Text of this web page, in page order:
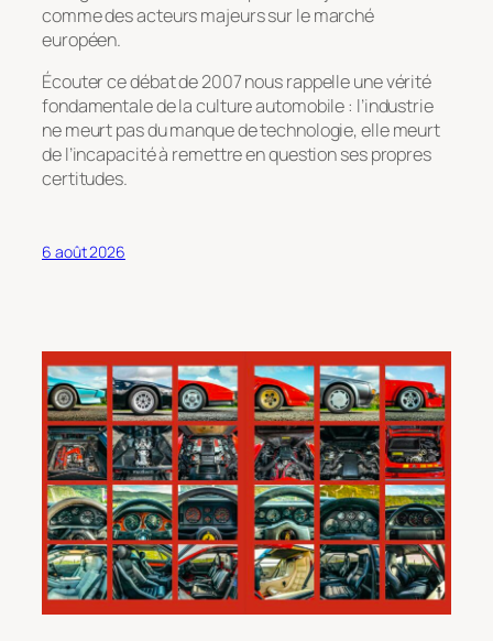
comme des acteurs majeurs sur le marché
européen.
Écouter ce débat de 2007 nous rappelle une vérité
fondamentale de la culture automobile : l’industrie
ne meurt pas du manque de technologie, elle meurt
de l’incapacité à remettre en question ses propres
certitudes.
6 août 2026